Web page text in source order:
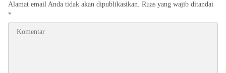
Alamat email Anda tidak akan dipublikasikan. Ruas yang wajib ditandai
*